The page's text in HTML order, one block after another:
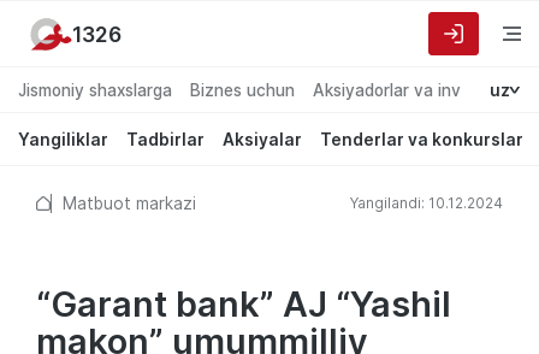
Jismoniy shaxslarga Biznes uchun Aksiyadorlar va investorlarga
uz
Yangiliklar Tadbirlar Aksiyalar Tenderlar va konkurslar
1326
Matbuot markazi Yangilandi: 10.12.2024
“Garant bank” AJ “Yashil
makon” umummilliy